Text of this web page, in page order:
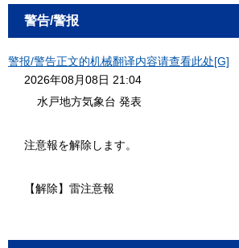
警告/警报
警报/警告正文的机械翻译内容请查看此处[G]
2026年08月08日 21:04
水戸地方気象台 発表
注意報を解除します。
【解除】雷注意報